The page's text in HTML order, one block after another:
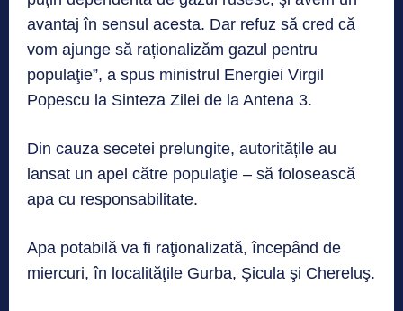
avantaj în sensul acesta. Dar refuz să cred că
vom ajunge să raționalizăm gazul pentru
populaţie”, a spus ministrul Energiei Virgil
Popescu la Sinteza Zilei de la Antena 3.
Din cauza secetei prelungite, autoritățile au
lansat un apel către populaţie – să folosească
apa cu responsabilitate.
Apa potabilă va fi raţionalizată, începând de
miercuri, în localităţile Gurba, Şicula şi Chereluş.